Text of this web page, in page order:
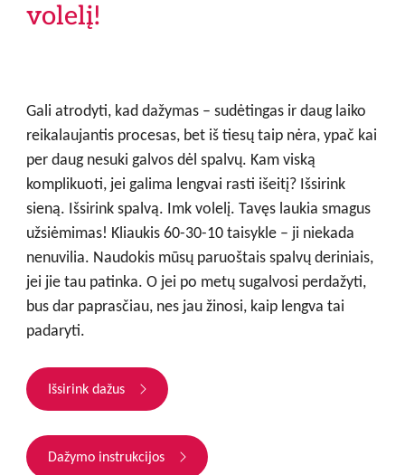
volelį!
Gali atrodyti, kad dažymas – sudėtingas ir daug laiko
reikalaujantis procesas, bet iš tiesų taip nėra, ypač kai
per daug nesuki galvos dėl spalvų. Kam viską
komplikuoti, jei galima lengvai rasti išeitį? Išsirink
sieną. Išsirink spalvą. Imk volelį. Tavęs laukia smagus
užsiėmimas! Kliaukis 60-30-10 taisykle – ji niekada
nenuvilia. Naudokis mūsų paruoštais spalvų deriniais,
jei jie tau patinka. O jei po metų sugalvosi perdažyti,
bus dar paprasčiau, nes jau žinosi, kaip lengva tai
padaryti.
Išsirink dažus
Dažymo instrukcijos